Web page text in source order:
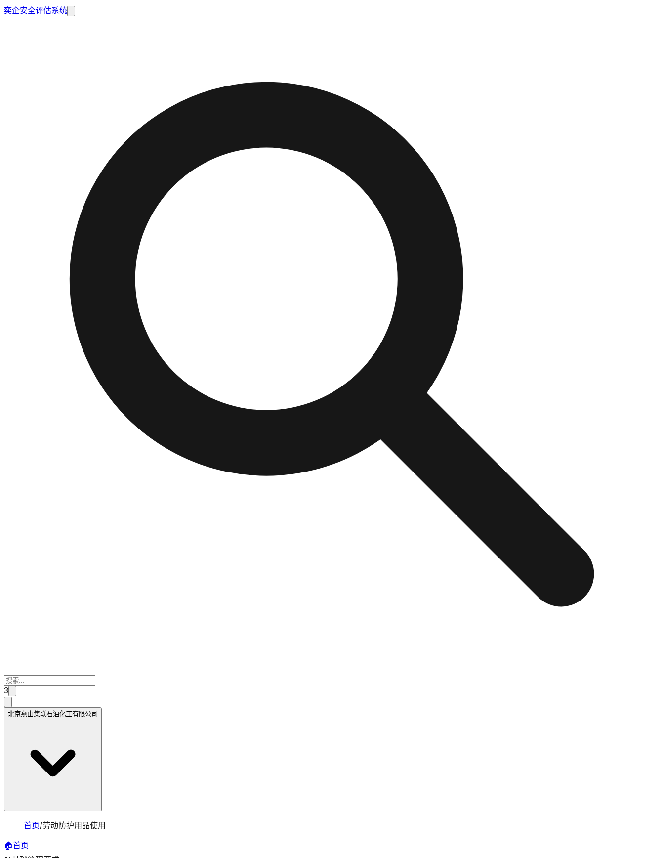
奕企安全评估系统
3
北京燕山集联石油化工有限公司
首页/劳动防护用品使用
🏠首页